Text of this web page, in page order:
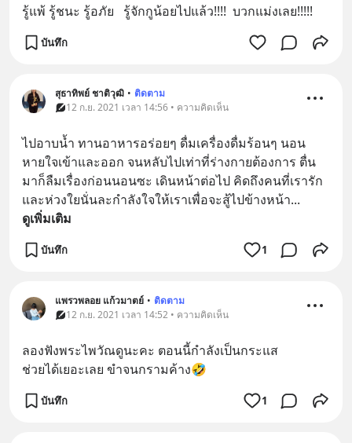
รู้แพ้ รู้ชนะ รู้อภัย   รู้จักกูน้อยไปแล้ว!!!!  บวกแม่งเลย!!!!!
บันทึก
สุธาทิพย์ ชาติวุฒิ • ติดตาม
12 ก.ย. 2021 เวลา 14:56 • ความคิดเห็น
ไปอาบน้ำ ทานอาหารอร่อยๆ ดื่มเครื่องดื่มร้อนๆ นอน
หายใจเข้าและออก จนหลับไปเท่าที่ร่างกายต้องการ ตื่น
มาก็ลืมเรื่องก่อนนอนซะ เดินหน้าต่อไป คิดถึงคนที่เรารัก
และห่วงใยนั่นละกำลังใจให้เราเพื่อจะสู้ไปข้างหน้า...
ดูเพิ่มเติม
บันทึก 1
แพรวพลอย แก้วมาตย์ • ติดตาม
12 ก.ย. 2021 เวลา 14:52 • ความคิดเห็น
ลองฟังพระไพวัณดูนะคะ ตอนนี้กำลังเป็นกระแส
ช่วยได้เยอะเลย ขำจนกรามค้าง🤣
บันทึก 1